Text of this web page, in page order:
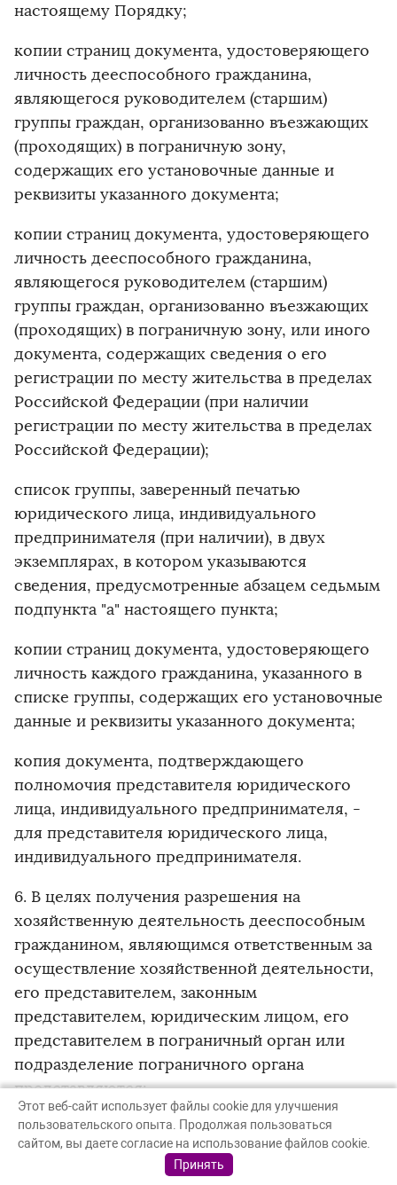
настоящему Порядку;
копии страниц документа, удостоверяющего
личность дееспособного гражданина,
являющегося руководителем (старшим)
группы граждан, организованно въезжающих
(проходящих) в пограничную зону,
содержащих его установочные данные и
реквизиты указанного документа;
копии страниц документа, удостоверяющего
личность дееспособного гражданина,
являющегося руководителем (старшим)
группы граждан, организованно въезжающих
(проходящих) в пограничную зону, или иного
документа, содержащих сведения о его
регистрации по месту жительства в пределах
Российской Федерации (при наличии
регистрации по месту жительства в пределах
Российской Федерации);
список группы, заверенный печатью
юридического лица, индивидуального
предпринимателя (при наличии), в двух
экземплярах, в котором указываются
сведения, предусмотренные абзацем седьмым
подпункта "а" настоящего пункта;
копии страниц документа, удостоверяющего
личность каждого гражданина, указанного в
списке группы, содержащих его установочные
данные и реквизиты указанного документа;
копия документа, подтверждающего
полномочия представителя юридического
лица, индивидуального предпринимателя, -
для представителя юридического лица,
индивидуального предпринимателя.
6. В целях получения разрешения на
хозяйственную деятельность дееспособным
гражданином, являющимся ответственным за
осуществление хозяйственной деятельности,
его представителем, законным
представителем, юридическим лицом, его
представителем в пограничный орган или
подразделение пограничного органа
представляются:
заявление на получение разрешения на
хозяйственную, промысловую и иную
деятельность, на проведение массовых
Этот веб-сайт использует файлы cookie для улучшения
пользовательского опыта. Продолжая пользоваться
сайтом, вы даете согласие на использование файлов cookie.
Принять